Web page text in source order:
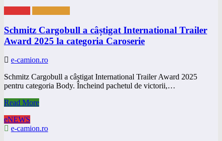
Schmitz Cargobull a câștigat International Trailer
Award 2025 la categoria Caroserie
e-camion.ro
Schmitz Cargobull a câștigat International Trailer Award 2025
pentru categoria Body. Încheind pachetul de victorii,…
Read More
eNEWS
e-camion.ro